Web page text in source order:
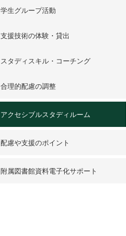
学生グループ活動
支援技術の体験・貸出
スタディスキル・コーチング
合理的配慮の調整
アクセシブルスタディルーム
配慮や支援のポイント
附属図書館資料電子化サポート